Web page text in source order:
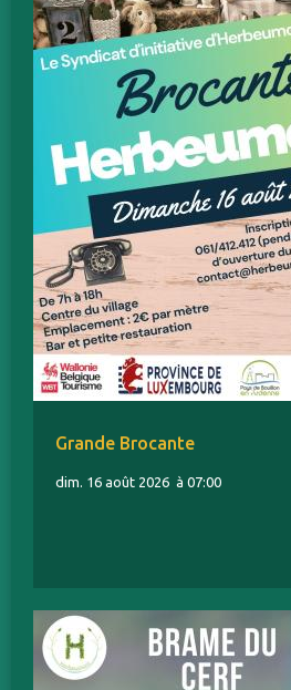
Grande Brocante
dim. 16 août 2026 à 07:00